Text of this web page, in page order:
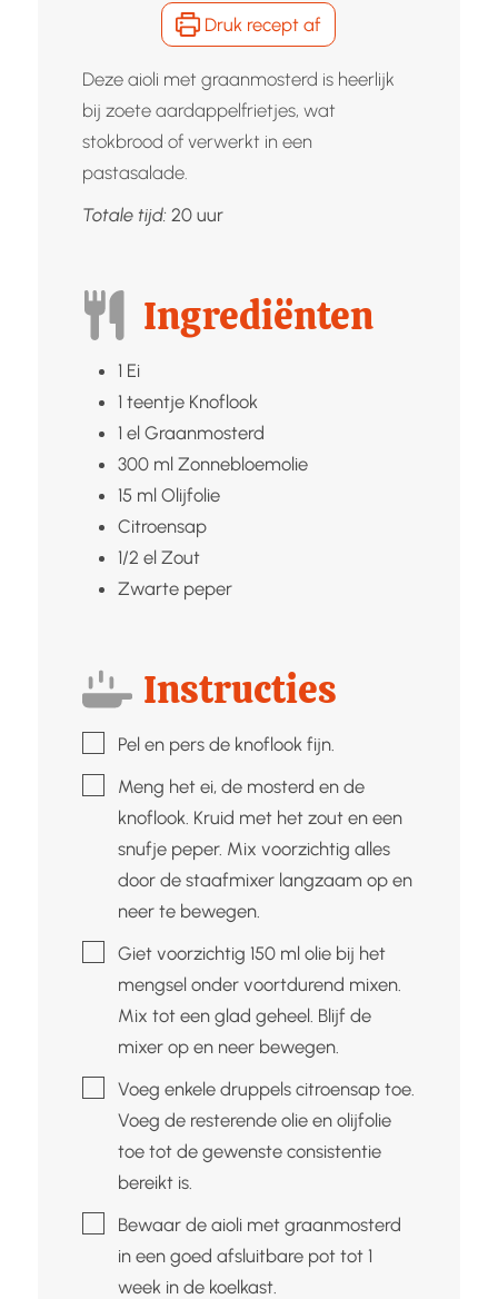
Druk recept af
Deze aioli met graanmosterd is heerlijk
bij zoete aardappelfrietjes, wat
stokbrood of verwerkt in een
pastasalade.
Totale tijd: 20uur
uur
Ingrediënten
1 Ei
1 teentje Knoflook
1 el Graanmosterd
300 ml Zonnebloemolie
15 ml Olijfolie
Citroensap
1/2 el Zout
Zwarte peper
Instructies
▢Pel en pers de knoflook fijn.
▢Meng het ei, de mosterd en de
knoflook. Kruid met het zout en een
snufje peper. Mix voorzichtig alles
door de staafmixer langzaam op en
neer te bewegen.
▢
Giet voorzichtig 150 ml olie bij het
mengsel onder voortdurend mixen.
Mix tot een glad geheel. Blijf de
mixer op en neer bewegen.
▢Voeg enkele druppels citroensap toe.
Voeg de resterende olie en olijfolie
toe tot de gewenste consistentie
bereikt is.
▢Bewaar de aioli met graanmosterd
in een goed afsluitbare pot tot 1
week in de koelkast.